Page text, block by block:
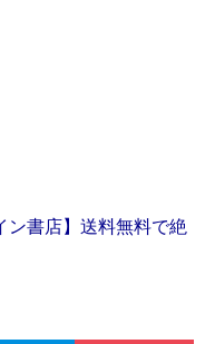
ン書店】送料無料で絶